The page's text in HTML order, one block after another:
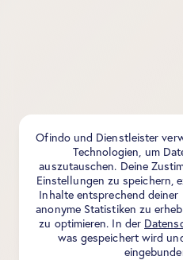
Ofindo und Dienstleister
Technologien, um
auszutauschen. Deine
Einstellungen zu speichern,
Inhalte entsprechend
anonyme Statistiken zu
zu optimieren. In der
was gespeichert wird